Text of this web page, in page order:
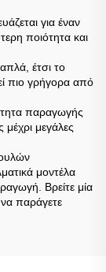
για έναν
ποιότητα και
έτσι το
πιο γρήγορα από
παραγωγής
μεγάλες
μοντέλα
Βρείτε μία
να παράγετε